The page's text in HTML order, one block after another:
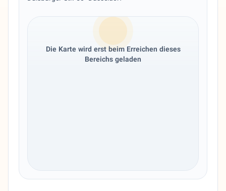
Die Karte wird erst beim Erreichen dieses
Bereichs geladen